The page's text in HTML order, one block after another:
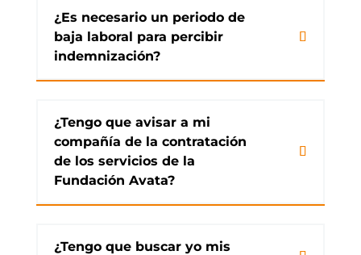
¿Es necesario un periodo de
baja laboral para percibir
indemnización?
¿Tengo que avisar a mi
compañía de la contratación
de los servicios de la
Fundación Avata?
¿Tengo que buscar yo mis